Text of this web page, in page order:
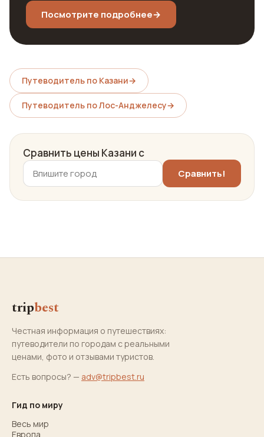
Посмотрите подробнее→
Путеводитель по Казани→
Путеводитель по Лос-Анджелесу→
Сравнить цены Казани с
tripbest
Честная информация о путешествиях:
путеводители по городам с реальными
ценами, фото и отзывами туристов.
Есть вопросы? — adv@tripbest.ru
Гид по миру
Весь мир
Европа